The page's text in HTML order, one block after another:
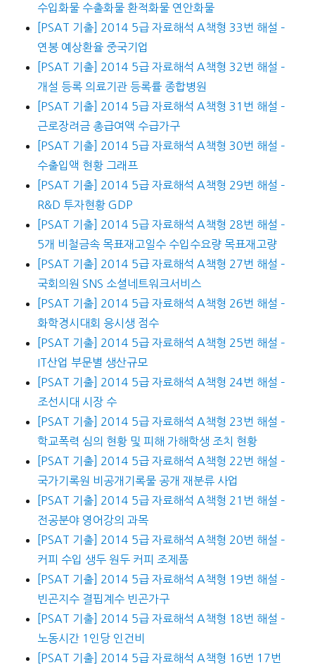
수입화물 수출화물 환적화물 연안화물
[PSAT 기출] 2014 5급 자료해석 A책형 33번 해설 –
연봉 예상환율 중국기업
[PSAT 기출] 2014 5급 자료해석 A책형 32번 해설 –
개설 등록 의료기관 등록률 종합병원
[PSAT 기출] 2014 5급 자료해석 A책형 31번 해설 –
근로장려금 총급여액 수급가구
[PSAT 기출] 2014 5급 자료해석 A책형 30번 해설 –
수출입액 현황 그래프
[PSAT 기출] 2014 5급 자료해석 A책형 29번 해설 –
R&D 투자현황 GDP
[PSAT 기출] 2014 5급 자료해석 A책형 28번 해설 –
5개 비철금속 목표재고일수 수입수요량 목표재고량
[PSAT 기출] 2014 5급 자료해석 A책형 27번 해설 –
국회의원 SNS 소셜네트워크서비스
[PSAT 기출] 2014 5급 자료해석 A책형 26번 해설 –
화학경시대회 응시생 점수
[PSAT 기출] 2014 5급 자료해석 A책형 25번 해설 –
IT산업 부문별 생산규모
[PSAT 기출] 2014 5급 자료해석 A책형 24번 해설 –
조선시대 시장 수
[PSAT 기출] 2014 5급 자료해석 A책형 23번 해설 –
학교폭력 심의 현황 및 피해 가해학생 조치 현황
[PSAT 기출] 2014 5급 자료해석 A책형 22번 해설 –
국가기록원 비공개기록물 공개 재분류 사업
[PSAT 기출] 2014 5급 자료해석 A책형 21번 해설 –
전공분야 영어강의 과목
[PSAT 기출] 2014 5급 자료해석 A책형 20번 해설 –
커피 수입 생두 원두 커피 조제품
[PSAT 기출] 2014 5급 자료해석 A책형 19번 해설 –
빈곤지수 결핍계수 빈곤가구
[PSAT 기출] 2014 5급 자료해석 A책형 18번 해설 –
노동시간 1인당 인건비
[PSAT 기출] 2014 5급 자료해석 A책형 16번 17번